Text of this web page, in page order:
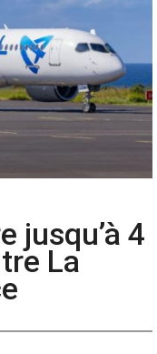
jusqu’à 4
La